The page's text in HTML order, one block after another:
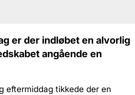
er der indløbet en alvorlig
angående en
eftermiddag tikkede der en